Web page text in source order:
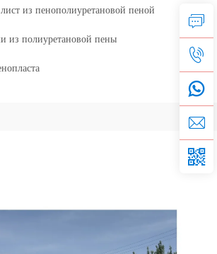
из пенополиуретановой пеной
из полиуретановой пены